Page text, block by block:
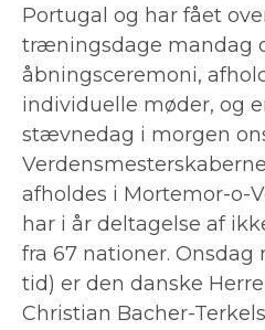
Portugal og har fået
træningsdage mandag
åbningsceremoni,
individuelle møder, og
stævnedag i morgen
afholdes i Mortemor-o-
har i år deltagelse af
fra 67 nationer. Onsdag
tid) er den danske
Christian Bacher-